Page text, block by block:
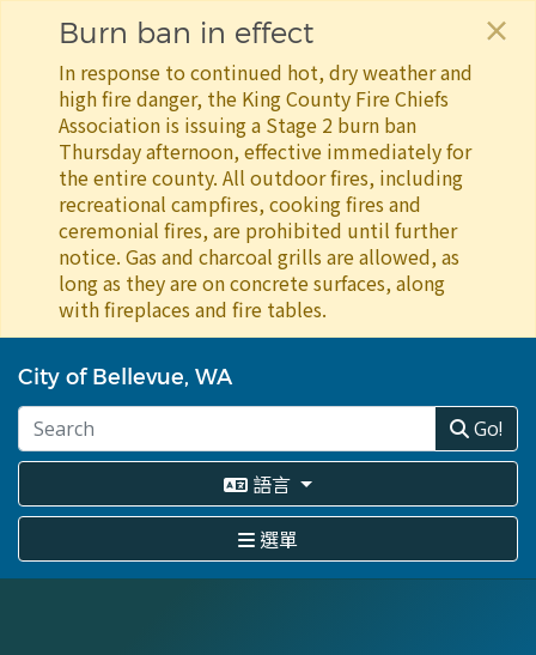
至
主
容
Burn ban in effect
In response to continued hot, dry weather and
high fire danger, the King County Fire Chiefs
Association is issuing a Stage 2 burn ban
Thursday afternoon, effective immediately for
the entire county. All outdoor fires, including
recreational campfires, cooking fires and
ceremonial fires, are prohibited until further
notice. Gas and charcoal grills are allowed, as
long as they are on concrete surfaces, along
with fireplaces and fire tables.
×
City of Bellevue, WA
Go!
語言
選單